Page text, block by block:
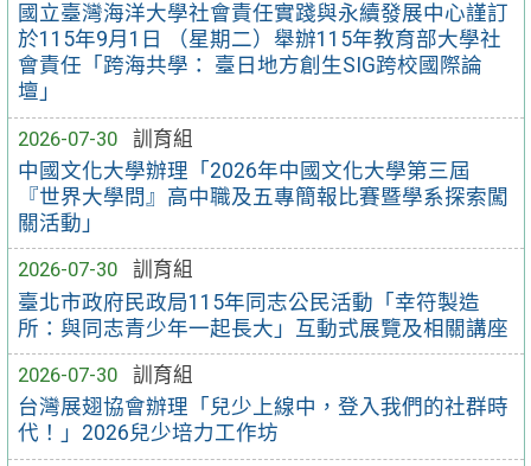
國立臺灣海洋大學社會責任實踐與永續發展中心謹訂
於115年9月1日 （星期二）舉辦115年教育部大學社
會責任「跨海共學： 臺日地方創生SIG跨校國際論
壇」
2026-07-30
訓育組
中國文化大學辦理「2026年中國文化大學第三屆
『世界大學問』高中職及五專簡報比賽暨學系探索闖
關活動」
2026-07-30
訓育組
臺北市政府民政局115年同志公民活動「幸符製造
所：與同志青少年一起長大」互動式展覽及相關講座
2026-07-30
訓育組
台灣展翅協會辦理「兒少上線中，登入我們的社群時
代！」2026兒少培力工作坊